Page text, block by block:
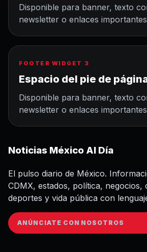
Disponible para banner, texto
newsletter o enlaces
FOOTER WIDGET 3
Espacio del pie de
Disponible para banner, texto
newsletter o enlaces
Noticias México Al Día
El pulso diario de México.
CDMX, estados, política, negocios,
deportes y vida pública con
ANÚNCIATE CON NOSOTROS